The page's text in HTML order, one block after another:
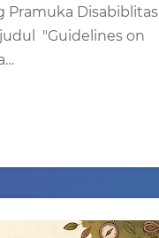
Pramuka Disabiblitas
"Guidelines on